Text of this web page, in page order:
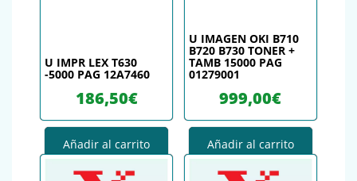
U IMPR LEX T630
-5000 PAG 12A7460
186,50€
Añadir al carrito
U IMAGEN OKI B710
B720 B730 TONER +
TAMB 15000 PAG
01279001
999,00€
Añadir al carrito